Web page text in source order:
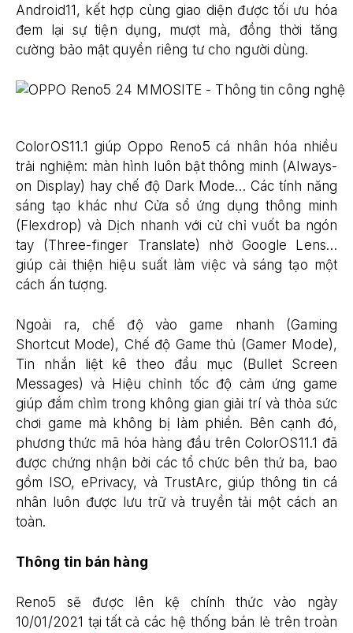
Android11, kết hợp cùng giao diện được tối ưu hóa
đem lại sự tiện dụng, mượt mà, đồng thời tăng
cường bảo mật quyền riêng tư cho người dùng.
ColorOS11.1 giúp Oppo Reno5 cá nhân hóa nhiều
trải nghiệm: màn hình luôn bật thông minh (Always-
on Display) hay chế độ Dark Mode… Các tính năng
sáng tạo khác như Cửa sổ ứng dụng thông minh
(Flexdrop) và Dịch nhanh với cử chỉ vuốt ba ngón
tay (Three-finger Translate) nhờ Google Lens…
giúp cải thiện hiệu suất làm việc và sáng tạo một
cách ấn tượng.
Ngoài ra, chế độ vào game nhanh (Gaming
Shortcut Mode), Chế độ Game thủ (Gamer Mode),
Tin nhắn liệt kê theo đầu mục (Bullet Screen
Messages) và Hiệu chỉnh tốc độ cảm ứng game
giúp đắm chìm trong không gian giải trí và thỏa sức
chơi game mà không bị làm phiền. Bên cạnh đó,
phương thức mã hóa hàng đầu trên ColorOS11.1 đã
được chứng nhận bởi các tổ chức bên thứ ba, bao
gồm ISO, ePrivacy, và TrustArc, giúp thông tin cá
nhân luôn được lưu trữ và truyền tải một cách an
toàn.
Thông tin bán hàng
Reno5 sẽ được lên kệ chính thức vào ngày
10/01/2021 tại tất cả các hệ thống bán lẻ trên troàn